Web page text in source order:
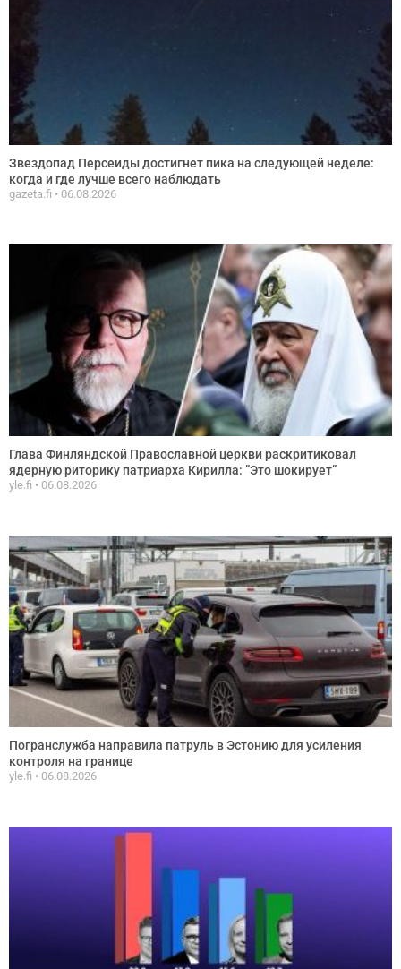
Звездопад Персеиды достигнет пика на следующей неделе:
когда и где лучше всего наблюдать
gazeta.fi 06.08.2026
Глава Финляндской Православной церкви раскритиковал
ядерную риторику патриарха Кирилла: ”Это шокирует”
yle.fi 06.08.2026
Погранслужба направила патруль в Эстонию для усиления
контроля на границе
yle.fi 06.08.2026